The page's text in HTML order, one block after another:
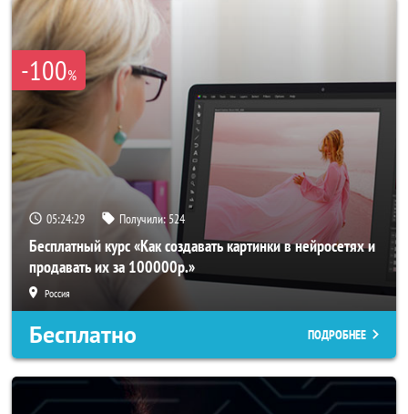
-100%
05:24:25 Получили: 524
Бесплатный курс «Как создавать картинки в нейросетях и
продавать их за 100000р.»
Россия
Бесплатно ПОДРОБНЕЕ